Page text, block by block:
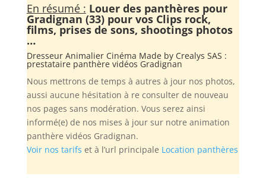
En résumé : Louer des panthères pour
Gradignan (33) pour vos Clips rock,
films, prises de sons, shootings photos
…
Dresseur Animalier Cinéma Made by Crealys SAS :
prestataire panthère vidéos Gradignan
Nous mettrons de temps à autres à jour nos photos,
aussi aucune hésitation à re consulter de nouveau
nos pages sans modération. Vous serez ainsi
informé(e) de nos mises à jour sur notre animation
panthère vidéos Gradignan.
Voir nos tarifs et à l’url principale Location panthères